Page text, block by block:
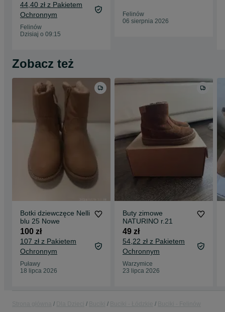
44,40 zł z Pakietem
Ochronnym
Felinów
Dzisiaj o 09:15
Felinów
06 sierpnia 2026
Zobacz też
Botki dziewczęce Nelli
blu 25 Nowe
100 zł
107 zł z Pakietem
Ochronnym
Puławy
18 lipca 2026
Buty zimowe
NATURINO r.21
49 zł
54,22 zł z Pakietem
Ochronnym
Warzymice
23 lipca 2026